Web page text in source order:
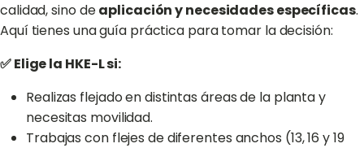
calidad, sino deaplicación y necesidades específicas.
Aquí tienes una guía práctica para tomar la decisión:
✅ Elige la HKE-L si:
Realizas flejado en distintas áreas de la planta y
necesitas movilidad.
Trabajas con flejes de diferentes anchos (13, 16 y 19